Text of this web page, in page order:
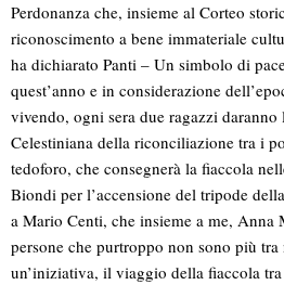
Perdonanza che, insieme al Corteo
riconoscimento a bene immateriale
ha dichiarato Panti – Un simbolo di
quest’anno e in considerazione
vivendo, ogni sera due ragazzi
Celestiniana della riconciliazione tra i
tedoforo, che consegnerà la fiaccola
Biondi per l’accensione del tripode
a Mario Centi, che insieme a me, Anna
persone che purtroppo non sono più
un’iniziativa, il viaggio della fiaccola